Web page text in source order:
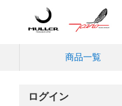
商品一覧
ログイン